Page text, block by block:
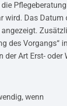
wird. Das
des Vorgangs“
Art Erst-
wenn